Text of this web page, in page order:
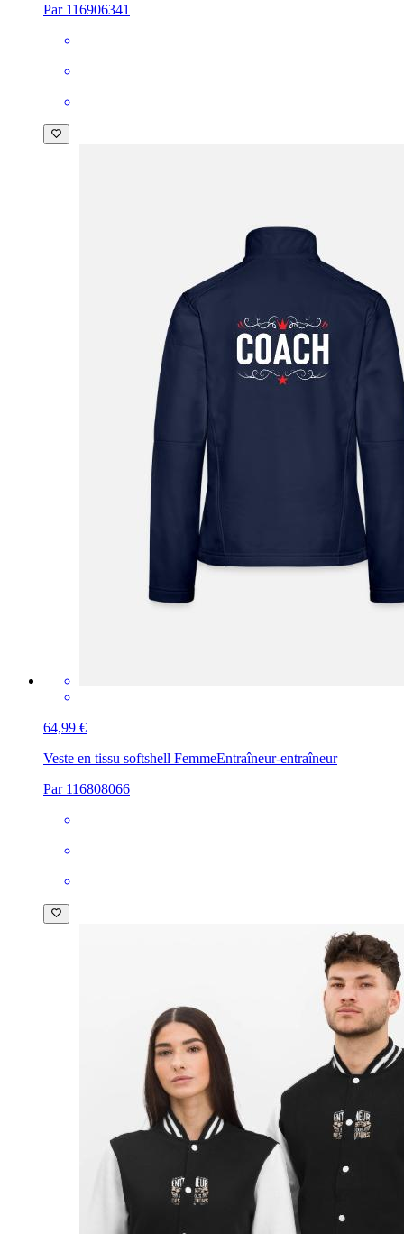
Par 116906341
64,99 €
Veste en tissu softshell FemmeEntraîneur-entraîneur
Par 116808066